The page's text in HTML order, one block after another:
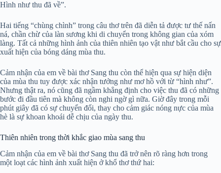
Hình như thu đã về”.
Hai tiếng “chùng chình” trong câu thơ trên đã diễn tả được tư thế nấn
ná, chần chừ của làn sương khi di chuyển trong không gian của xóm
làng. Tất cả những hình ảnh của thiên nhiên tạo vật như bắt cầu cho sự
xuất hiện của bóng dáng mùa thu.
Cảm nhận của em về bài thơ Sang thu còn thể hiện qua sự hiện diện
của mùa thu tuy được xác nhận tưởng như mơ hồ với từ “hình như”.
Nhưng thật ra, nó cũng đã ngầm khẳng định cho việc thu đã có những
bước đi đầu tiên mà không còn nghi ngờ gì nữa. Giờ đây trong mỗi
phút giây đã có sự chuyển đổi, thay cho cảm giác nóng nực của mùa
hè là sự khoan khoái dễ chịu của ngày thu.
Thiên nhiên trong thời khắc giao mùa sang thu
Cảm nhận của em về bài thơ Sang thu đã trở nên rõ ràng hơn trong
một loạt các hình ảnh xuất hiện ở khổ thơ thứ hai: